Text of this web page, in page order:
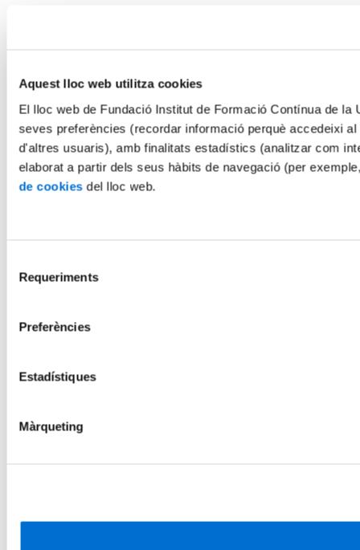
Aquest lloc web utilitza cookies
El lloc web de Fundació Institut de Formació Contínua de
seves preferències (recordar informació perquè accedeixi
d'altres usuaris), amb finalitats estadístics (analitzar com
elaborat a partir dels seus hàbits de navegació (per
de cookies del lloc web.
Requeriments
Preferències
Estadístiques
Màrqueting